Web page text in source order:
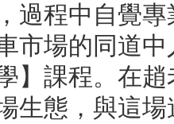
過程中自覺
市場的同道
】課程。在
生態，與這